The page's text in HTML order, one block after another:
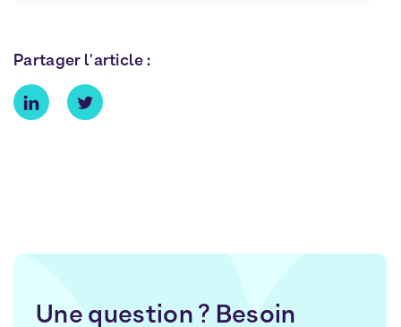
Partager l'article :
Une question ? Besoin